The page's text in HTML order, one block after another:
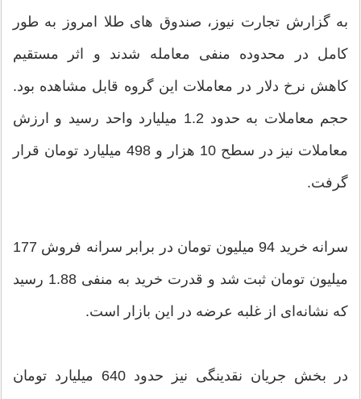
به گزارش تجارت نیوز، صندوق های طلا امروز به‌ طور
کامل در محدوده منفی معامله شدند و اثر مستقیم
کاهش نرخ دلار در معاملات این گروه قابل مشاهده بود.
حجم معاملات به حدود 1.2 میلیارد واحد رسید و ارزش
معاملات نیز در سطح 10 هزار و 498 میلیارد تومان قرار
گرفت.
سرانه خرید 94 میلیون تومان در برابر سرانه فروش 177
میلیون تومان ثبت شد و قدرت خرید به منفی 1.88 رسید
که نشانه‌ای از غلبه عرضه در این بازار است.
در بخش جریان نقدینگی نیز حدود 640 میلیارد تومان